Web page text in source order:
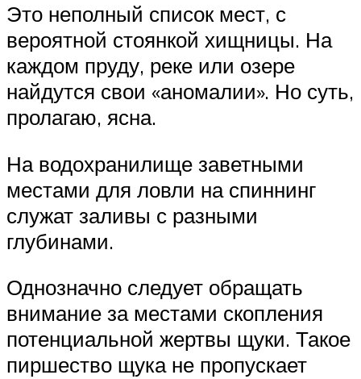
Это неполный список мест, с
вероятной стоянкой хищницы. На
каждом пруду, реке или озере
найдутся свои «аномалии». Но суть,
пролагаю, ясна.
На водохранилище заветными
местами для ловли на спиннинг
служат заливы с разными
глубинами.
Однозначно следует обращать
внимание за местами скопления
потенциальной жертвы щуки. Такое
пиршество щука не пропускает